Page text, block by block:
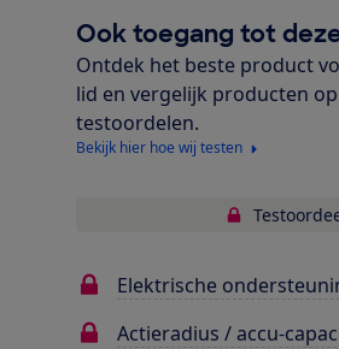
Ook toegang tot
Ontdek het beste product
lid en vergelijk producten
testoordelen.
Bekijk hier hoe wij testen
Elektrische
Actieradius / accu-